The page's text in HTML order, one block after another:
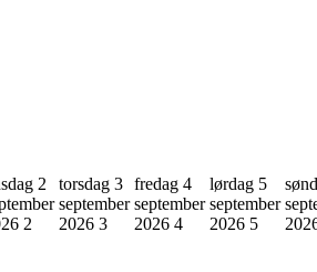
2
2
torsdag 3
september
2026 3
fredag 4
september
2026 4
lørdag 5
september
2026 5